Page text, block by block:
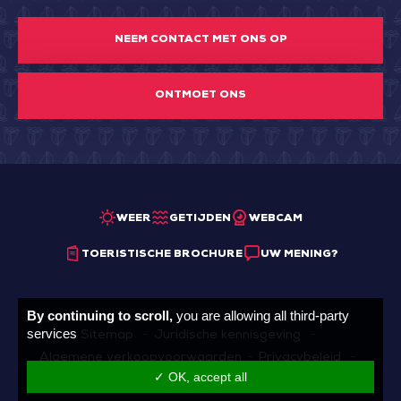
NEEM CONTACT MET ONS OP
ONTMOET ONS
WEER GETIJDEN WEBCAM
TOERISTISCHE BROCHURE UW MENING?
Sitemap
Juridische kennisgeving
Algemene verkoopvoorwaarden
Privacybeleid
Made with by
By continuing to scroll, you are allowing all third-party
services
✓ OK, accept all